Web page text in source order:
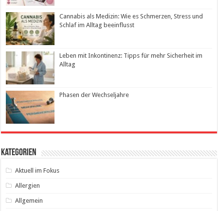
Cannabis als Medizin: Wie es Schmerzen, Stress und
Schlaf im Alltag beeinflusst
Leben mit Inkontinenz: Tipps für mehr Sicherheit im
Alltag
Phasen der Wechseljahre
Kategorien
Aktuell im Fokus
Allergien
Allgemein